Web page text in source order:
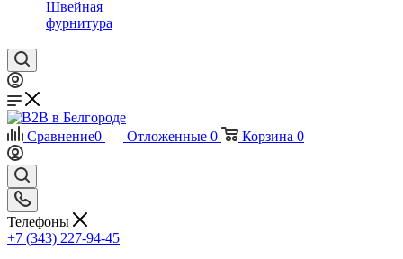
Швейная
фурнитура
Сравнение0 Отложенные 0 Корзина 0
Телефоны
+7 (343) 227-94-45